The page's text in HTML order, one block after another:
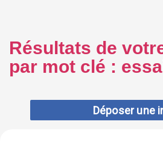
Résultats de
par mot clé :
Déposer une